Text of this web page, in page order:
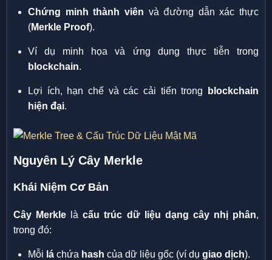
Chứng minh thành viên và đường dẫn xác thực
(Merkle Proof).
Ví dụ minh họa và ứng dụng thực tiễn trong
blockchain.
Lợi ích, hạn chế và các cải tiến trong
blockchain
hiện đại.
Nguyên Lý Cây Merkle
Khái Niệm Cơ Bản
Cây Merkle làcấu trúc dữ liệu dạng cây nhị phân,
trong đó:
Mỗi lá chứa hash của dữ liệu gốc (ví dụ giao dịch).